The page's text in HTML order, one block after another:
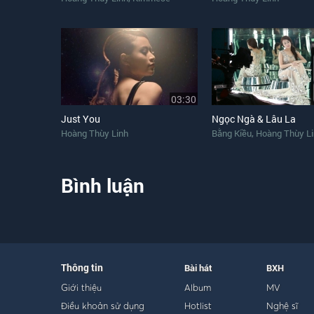
03:30
Just You
Hoàng Thùy Linh
Ngọc Ngà & Lâu La
Bằng Kiều, Hoàng Thùy
Bình luận
Thông tin
Giới thiệu
Điều khoản sử dụng
Bài hát
Album
Hotlist
BXH
MV
Nghệ sĩ